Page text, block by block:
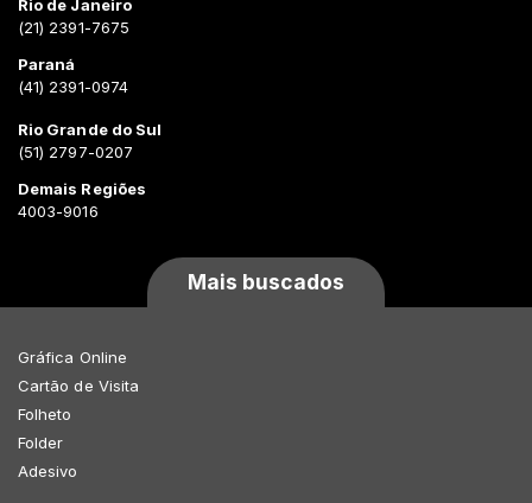
Rio de Janeiro
(21) 2391-7675
Paraná
(41) 2391-0974
Rio Grande do Sul
(51) 2797-0207
Demais Regiões
4003-9016
Mais buscados
Gráfica Online
Cartão de Visita
Folheto
Folder
Adesivo